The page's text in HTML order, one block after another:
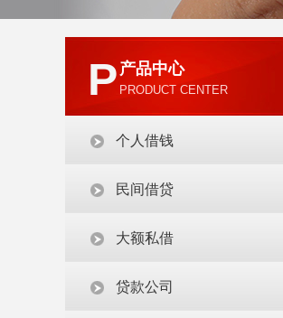
P 产品中心
PRODUCT CENTER
个人借钱
民间借贷
大额私借
贷款公司